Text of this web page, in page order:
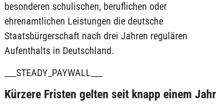
besonderen schulischen, beruflichen oder
ehrenamtlichen Leistungen die deutsche
Staatsbürgerschaft nach drei Jahren regulären
Aufenthalts in Deutschland.
___STEADY_PAYWALL___
Kürzere Fristen gelten seit knapp einem Jahr